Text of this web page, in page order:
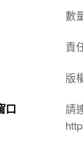
數
責
版
口
請